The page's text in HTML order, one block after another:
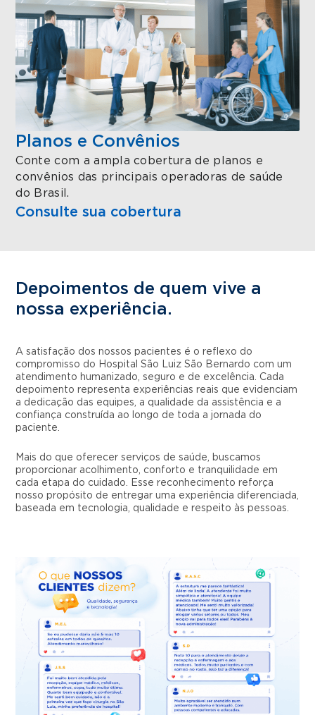
Planos e Convênios
Conte com a ampla cobertura de planos e
convênios das principais operadoras de saúde
do Brasil.
Consulte sua cobertura
Depoimentos de quem vive a
nossa experiência.
A satisfação dos nossos pacientes é o reflexo do
compromisso do Hospital São Luiz São Bernardo com um
atendimento humanizado, seguro e de excelência. Cada
depoimento representa experiências reais que evidenciam
a dedicação das equipes, a qualidade da assistência e a
confiança construída ao longo de toda a jornada do
paciente.
Mais do que oferecer serviços de saúde, buscamos
proporcionar acolhimento, conforto e tranquilidade em
cada etapa do cuidado. Esse reconhecimento reforça
nosso propósito de entregar uma experiência diferenciada,
baseada em tecnologia, qualidade e respeito às pessoas.